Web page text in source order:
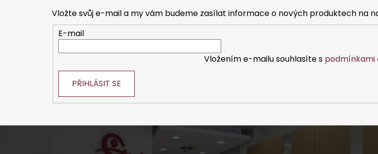
Vložte svůj e-mail a my vám budeme zasílat informace o nových produktech na
E-mail
Vložením e-mailu souhlasíte s podmínkami
PŘIHLÁSIT SE